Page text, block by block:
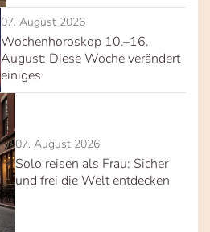
07. August 2026
Wochenhoroskop 10.–16.
August: Diese Woche verändert
einiges
07. August 2026
Solo reisen als Frau: Sicher
und frei die Welt entdecken